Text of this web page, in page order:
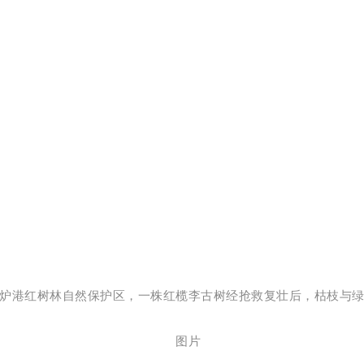
港红树林自然保护区，一株红榄李古树经抢救复壮后，枯枝与绿